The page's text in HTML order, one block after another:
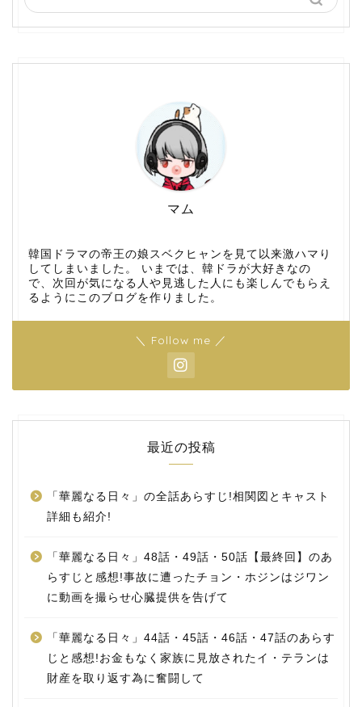
マム
韓国ドラマの帝王の娘スベクヒャンを見て以来激ハマり
してしまいました。 いまでは、韓ドラが大好きなの
で、次回が気になる人や見逃した人にも楽しんでもらえ
るようにこのブログを作りました。
＼ Follow me ／
最近の投稿
「華麗なる日々」の全話あらすじ!相関図とキャスト
詳細も紹介!
「華麗なる日々」48話・49話・50話【最終回】のあ
らすじと感想!事故に遭ったチョン・ホジンはジワン
に動画を撮らせ心臓提供を告げて
「華麗なる日々」44話・45話・46話・47話のあらす
じと感想!お金もなく家族に見放されたイ・テランは
財産を取り返す為に奮闘して